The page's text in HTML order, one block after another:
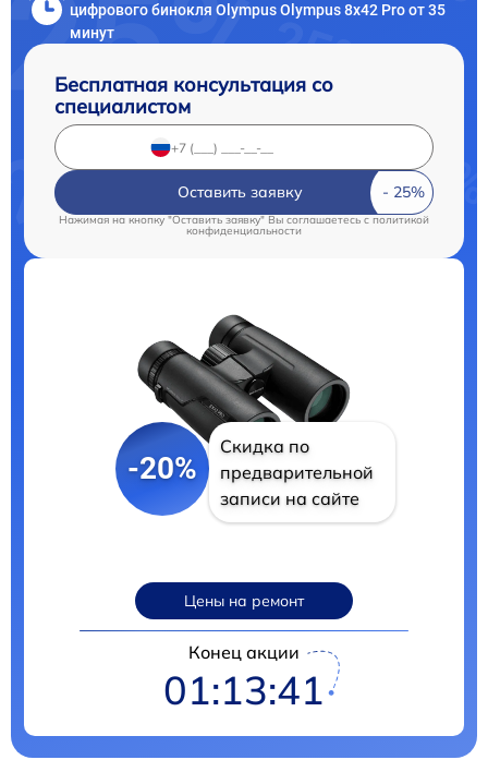
цифрового бинокля Olympus Olympus 8x42 Pro от 35
минут
Бесплатная консультация со
специалистом
Оставить заявку
Нажимая на кнопку "Оставить заявку" Вы соглашаетесь c политикой
конфиденциальности
-20%
Скидка по
предварительной
записи на сайте
Цены на ремонт
Конец акции
01:13:40